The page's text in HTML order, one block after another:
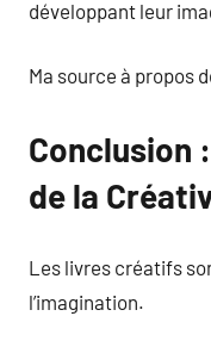
développant leur
Ma source à propos
Conclusion
de la
Les livres créatifs
l’imagination.